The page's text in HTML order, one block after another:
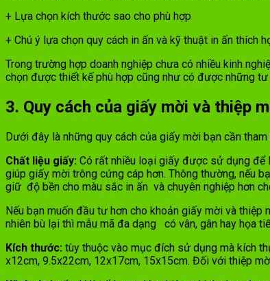
+ Lựa chọn kích thước sao cho phù hợp
+ Chú ý lựa chọn quy cách in ấn và kỹ thuật in ấn thích
Trong trường hợp doanh nghiệp chưa có nhiều kinh
chọn được thiết kế phù hợp cũng như có được những tư
3. Quy cách của giấy mời và thiệp
Dưới đây là những quy cách của giấy mời bạn cần
Chất liệu giấy: Có rất nhiều loại giấy được sử dụng
giúp giấy mời trông cứng cáp hơn. Thông thường, nếu
giữ độ bền cho màu sắc in ấn và chuyên nghiệp hơn
Nếu bạn muốn đầu tư hơn cho khoản giấy mời và
nhiên bù lại thì mẫu mã đa dạng có vân, gân hay họa
Kích thước: tùy thuộc vào mục đích sử dụng mà kích
x12cm, 9.5x22cm, 12x17cm, 15x15cm. Đối với thiệp